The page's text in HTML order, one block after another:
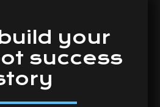
build your
success